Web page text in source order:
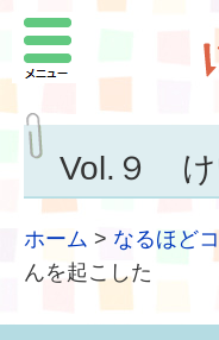
Vol.９ け
ホーム > なるほど
んを起こした
メニ
結婚したい
子どもがほ
福井の子育